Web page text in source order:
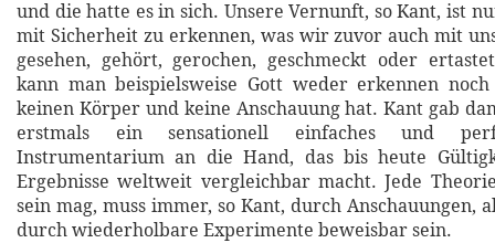
und die hatte es in sich. Unsere Vernunft, so Kant, ist
mit Sicherheit zu erkennen, was wir zuvor auch mit
gesehen, gehört, gerochen, geschmeckt oder
kann man beispielsweise Gott weder erkennen
keinen Körper und keine Anschauung hat. Kant gab
erstmals ein sensationell einfaches und
Instrumentarium an die Hand, das bis heute
Ergebnisse weltweit vergleichbar macht. Jede
sein mag, muss immer, so Kant, durch Anschauungen,
durch wiederholbare Experimente beweisbar sein.